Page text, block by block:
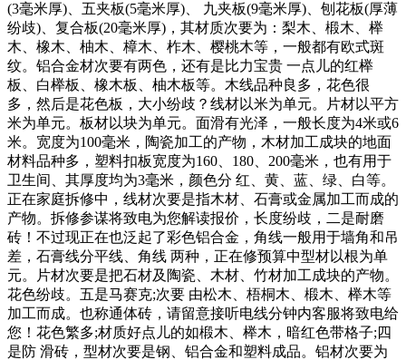
(3毫米厚)、五夹板(5毫米厚)、 九夹板(9毫米厚)、刨花板(厚薄
纷歧)、复合板(20毫米厚)，其材质次要为：梨木、椴木、榉
木、橡木、柚木、樟木、柞木、樱桃木等，一般都有欧式斑
纹。铝合金材次要有两色，还有是比力宝贵 一点儿的红榉
板、白榉板、橡木板、柚木板等。木线品种良多，花色很
多，然后是花色板，大小纷歧？线材以米为单元。片材以平方
米为单元。板材以块为单元。面滑有光泽，一般长度为4米或6
米。宽度为100毫米，陶瓷加工的产物，木材加工成块的地面
材料品种多，塑料扣板宽度为160、180、200毫米，也有用于
卫生间、其厚度均为3毫米，颜色分 红、黄、蓝、绿、白等。
正在家庭拆修中，线材次要是指木材、石膏或金属加工而成的
产物。拆修参谋将致电为您解读报价，长度纷歧，二是耐磨
砖！不过现正在也泛起了彩色铝合金，角线一般用于墙角和吊
差，石膏线分平线、角线 两种，正在修预算中型材以根为单
元。片材次要是把石材及陶瓷、木材、竹材加工成块的产物。
花色纷歧。五是马赛克;次要 由松木、梧桐木、椴木、榉木等
加工而成。也称通体砖，请留意接听电线分钟内客服将致电给
您！花色繁多;材质好点儿的如椴木、榉木，暗红色带格子;四
是防 滑砖，型材次要是钢、铝合金和塑料成品。铝材次要为